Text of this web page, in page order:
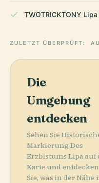
TWOTRICKTONY
ZULETZT ÜBERPRÜFT:
Die
Umgebung
entdecken
Sehen Sie
Markierung Des
Erzbistums Lipa auf
Karte und entdecken
Sie, was in der Nähe